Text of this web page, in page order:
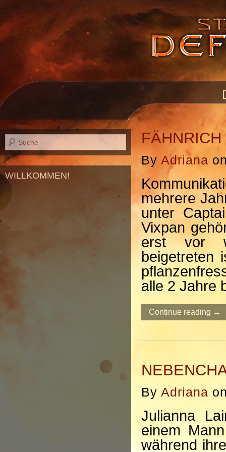
By Adriana
mehrere
unter
Vixpan
erst vor
beigetreten
alle 2 Jahre
Continue reading →
By Adriana
Julianna
einem
während
WILLKOMMEN!